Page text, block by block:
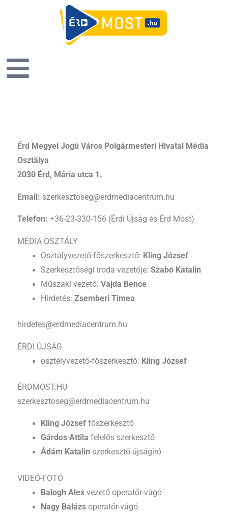
Érd Megyei Jogú Város Polgármesteri Hivatal Média
Osztálya
2030 Érd, Mária utca 1.
Email: szerkesztoseg@erdmediacentrum.hu
Telefon: +36-23-330-156 (Érdi Újság és Érd Most)
MÉDIA OSZTÁLY
Osztályvezető-főszerkesztő: Kling József
Szerkesztőségi iroda vezetője:Szabó Katalin
Műszaki vezető:Vajda Bence
Hirdetés:Zsemberi Timea
hirdetes@erdmediacentrum.hu
ÉRDI ÚJSÁG
osztélyvezető-főszerkesztő: Kling József
ÉRDMOST.HU
szerkesztoseg@erdmediacentrum.hu
Kling József főszerkesztő
Gárdos Attila felelős szerkesztő
Ádám Katalin szerkesztő-újságíró
VIDEÓ-FOTÓ
Balogh Alex vezető operatőr-vágó
Nagy Balázs operatőr-vágó